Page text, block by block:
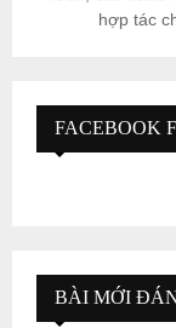
hợp tác
FACEBOOK
BÀI MỚI